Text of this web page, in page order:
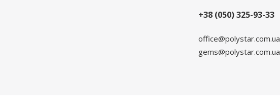
+38 (050) 325-93-33
office@polystar.com.ua
gems@polystar.com.ua